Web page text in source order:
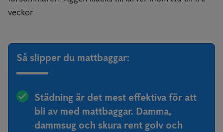
veckor
Så slipper du mattbaggar:
Städning är det mest effektiva för att
bli av med mattbaggar. Damma,
dammsug och skura rent golv och